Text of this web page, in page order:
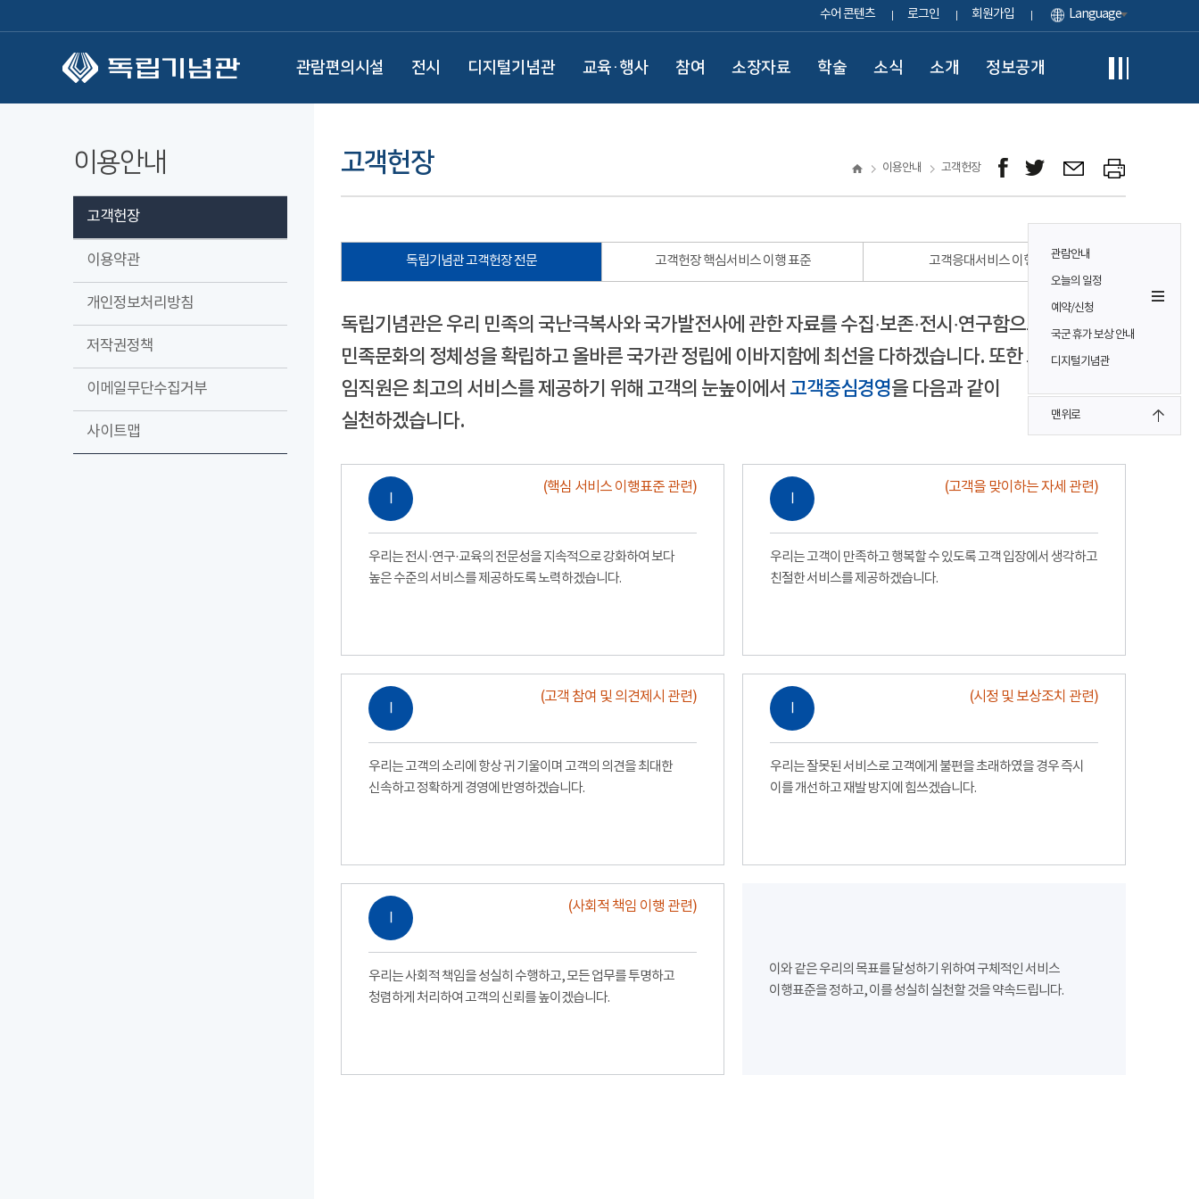
수어 콘텐츠 로그인 회원가입 Language
관람편의시설 전시 디지털기념관 교육·행사 참여 소장자료 학술 소식 소개 정보공개
관람안내
오늘의 일정
예약/신청
국군 휴가 보상 안내
디지털기념관
맨위로
이용안내
고객헌장
이용약관
개인정보처리방침
저작권정책
이메일무단수집거부
사이트맵
고객헌장 이용안내 고객헌장
독립기념관 고객헌장 전문 고객헌장 핵심서비스 이행 표준 고객응대서비스 이행 표준
독립기념관은 우리 민족의 국난극복사와 국가발전사에 관한 자료를 수집·보존·전시·연구함으로써
민족문화의 정체성을 확립하고 올바른 국가관 정립에 이바지함에 최선을 다하겠습니다. 또한 모든
임직원은 최고의 서비스를 제공하기 위해 고객의 눈높이에서 고객중심경영을 다음과 같이
실천하겠습니다.
Ⅰ
(핵심 서비스 이행표준 관련)
우리는 전시·연구·교육의 전문성을 지속적으로 강화하여 보다
높은 수준의 서비스를 제공하도록 노력하겠습니다.
Ⅰ
(고객을 맞이하는 자세 관련)
우리는 고객이 만족하고 행복할 수 있도록 고객 입장에서 생각하고
친절한 서비스를 제공하겠습니다.
Ⅰ
(고객 참여 및 의견제시 관련)
우리는 고객의 소리에 항상 귀 기울이며 고객의 의견을 최대한
신속하고 정확하게 경영에 반영하겠습니다.
Ⅰ
(시정 및 보상조치 관련)
우리는 잘못된 서비스로 고객에게 불편을 초래하였을 경우 즉시
이를 개선하고 재발 방지에 힘쓰겠습니다.
Ⅰ
(사회적 책임 이행 관련)
우리는 사회적 책임을 성실히 수행하고, 모든 업무를 투명하고
청렴하게 처리하여 고객의 신뢰를 높이겠습니다.
이와 같은 우리의 목표를 달성하기 위하여 구체적인 서비스
이행표준을 정하고, 이를 성실히 실천할 것을 약속드립니다.